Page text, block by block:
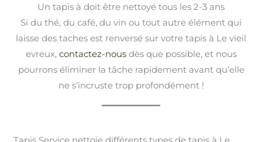
Un tapis à doit être nettoyé tous les 2-3 ans
Si du thé, du café, du vin ou tout autre élément qui
laisse des taches est renversé sur votre tapis à Le vieil
evreux, contactez-nousdès que possible, et nous
pourrons éliminer la tâche rapidement avant qu’elle
ne s’incruste trop profondément !